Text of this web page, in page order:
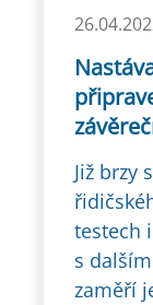
Již brzy
testech
s
zaměří